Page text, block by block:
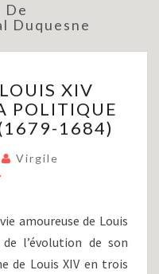
De
Duquesne
XIV
POLITIQUE
1684)
Virgile
amoureuse de Louis
l’évolution de son
de Louis XIV en trois